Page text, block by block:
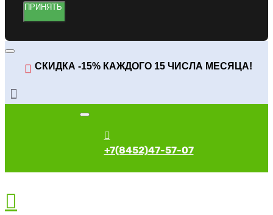
ПРИНЯТЬ
СКИДКА -15% КАЖДОГО 15 ЧИСЛА МЕСЯЦА!
+7(8452)47-57-07